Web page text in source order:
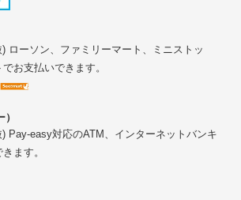
ローソン、ファミリーマート、ミニストッ
お支払いできます。
Pay-easy対応のATM、インターネットバンキ
ます。